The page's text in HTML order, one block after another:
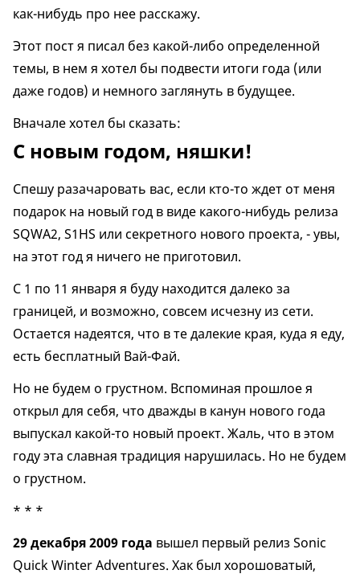
как-нибудь про нее расскажу.
Этот пост я писал без какой-либо определенной
темы, в нем я хотел бы подвести итоги года (или
даже годов) и немного заглянуть в будущее.
Вначале хотел бы сказать:
С новым годом, няшки!
Спешу разачаровать вас, если кто-то ждет от меня
подарок на новый год в виде какого-нибудь релиза
SQWA2, S1HS или секретного нового проекта, - увы,
на этот год я ничего не приготовил.
С 1 по 11 января я буду находится далеко за
границей, и возможно, совсем исчезну из сети.
Остается надеятся, что в те далекие края, куда я еду,
есть бесплатный Вай-Фай.
Но не будем о грустном. Вспоминая прошлое я
открыл для себя, что дважды в канун нового года
выпускал какой-то новый проект. Жаль, что в этом
году эта славная традиция нарушилась. Но не будем
о грустном.
* * *
29 декабря 2009 года вышел первый релиз Sonic
Quick Winter Adventures. Хак был хорошоватый,